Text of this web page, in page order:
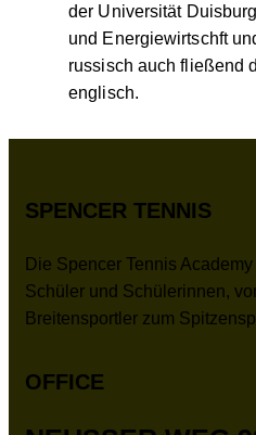
der Universität
und Energiewirtschft
russisch auch fließend
englisch.
SPENCER TENNIS
Die Spencer Tennis
Schüler und Schülerinnen,
Breitensportler zum
OFFICE